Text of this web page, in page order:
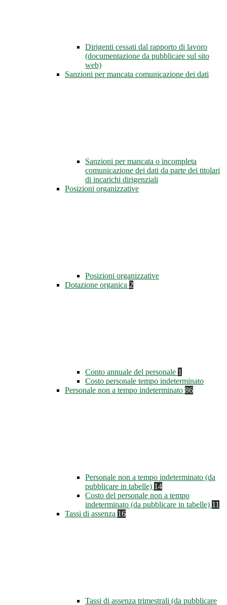
Dirigenti cessati dal rapporto di lavoro
(documentazione da pubblicare sul sito
web)
Sanzioni per mancata comunicazione dei dati
Sanzioni per mancata o incompleta
comunicazione dei dati da parte dei titolari
di incarichi dirigenziali
Posizioni organizzative
Posizioni organizzative
Dotazione organica 2
Conto annuale del personale 1
Costo personale tempo indeterminato
Personale non a tempo indeterminato 86
Personale non a tempo indeterminato (da
pubblicare in tabelle) 14
Costo del personale non a tempo
indeterminato (da pubblicare in tabelle) 11
Tassi di assenza 16
Tassi di assenza trimestrali (da pubblicare